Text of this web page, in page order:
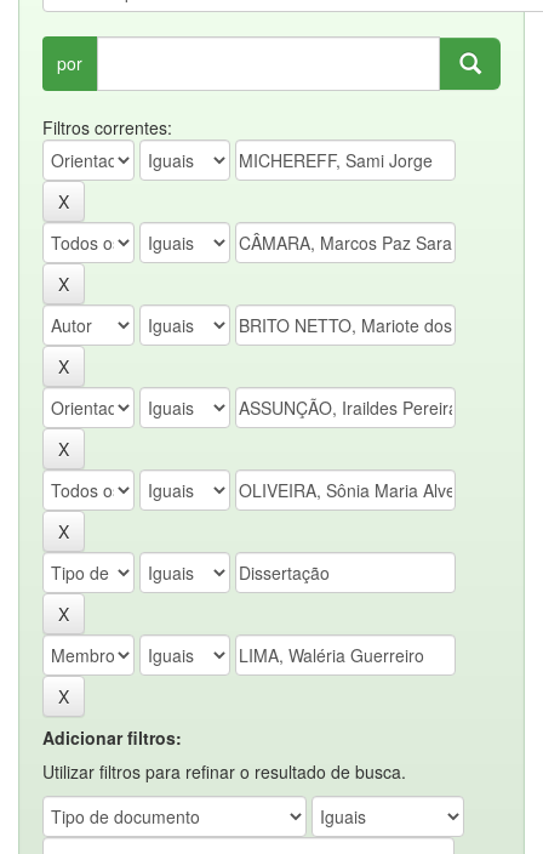
por
Filtros correntes:
Adicionar filtros:
Utilizar filtros para refinar o resultado de busca.